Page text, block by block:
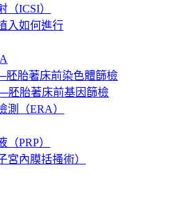
（ICSI）
入如何進行
胚胎著床前染色體篩檢
胚胎著床前基因篩檢
測（ERA）
PRP）
宮內膜括搔術）